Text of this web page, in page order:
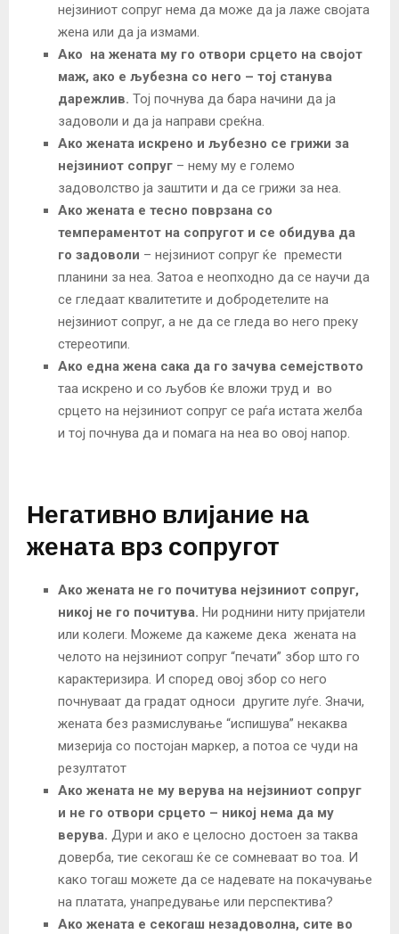
нејзиниот сопруг нема да може да ја лаже својата
жена или да ја измами.
Ако на жената му го отвори срцето на својот
маж, ако е љубезна со него – тој станува
дарежлив. Тој почнува да бара начини да ја
задоволи и да ја направи среќна.
Ако жената искрено и љубезно се грижи за
нејзиниот сопруг – нему му е големо
задоволство ја заштити и да се грижи за неа.
Ако жената е тесно поврзана со
темпераментот на сопругот и се обидува да
го задоволи – нејзиниот сопруг ќе премести
планини за неа. Затоа е неопходно да се научи да
се гледаат квалитетите и добродетелите на
нејзиниот сопруг, а не да се гледа во него преку
стереотипи.
Ако една жена сака да го зачува семејството
таа искрено и со љубов ќе вложи труд и во
срцето на нејзиниот сопруг се раѓа истата желба
и тој почнува да и помага на неа во овој напор.
Негативно влијание на
жената врз сопругот
Ако жената не го почитува нејзиниот сопруг,
никој не го почитува. Ни роднини ниту пријатели
или колеги. Можеме да кажеме дека жената на
челото на нејзиниот сопруг “печати” збор што го
карактеризира. И според овој збор со него
почнуваат да градат односи другите луѓе. Значи,
жената без размислување “испишува” некаква
мизерија со постојан маркер, а потоа се чуди на
резултатот
Ако жената не му верува на нејзиниот сопруг
и не го отвори срцето – никој нема да му
верува. Дури и ако е целосно достоен за таква
доверба, тие секогаш ќе се сомневаат во тоа. И
како тогаш можете да се надевате на покачување
на платата, унапредување или перспектива?
Ако жената е секогаш незадоволна, сите во